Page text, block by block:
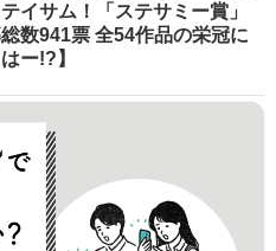
イサム！「ステサミー賞」
数941票 全54作品の栄冠に
ー!?】